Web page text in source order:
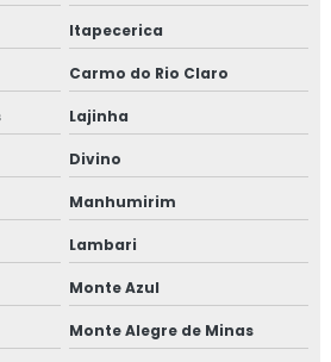
Itapecerica
Carmo do Rio Claro
Lajinha
Divino
Manhumirim
Lambari
Monte Azul
Monte Alegre de Minas